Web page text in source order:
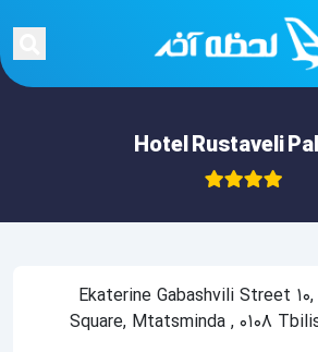
Hotel Rustaveli
Ekaterine Gabashvili Street
Square, Mtatsminda , 0108